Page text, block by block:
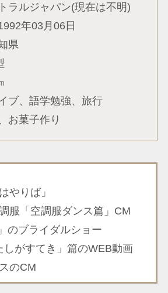
ルジャパン(現在は不明)
年03月06日
県
、語学勉強、旅行
お菓子作り
やりば」
服「空調服ダンス篇」CM
のブライダルショー
しがすてき」篇のWEB動画
のCM